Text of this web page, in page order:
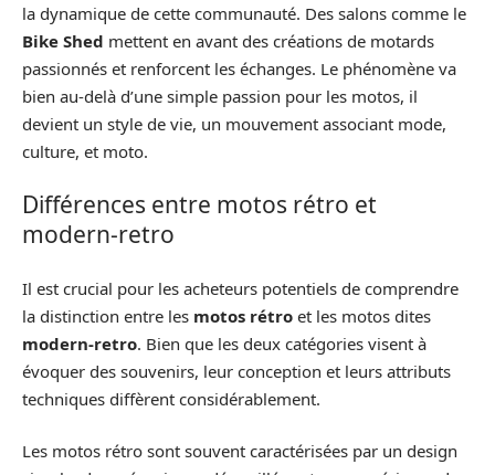
la dynamique de cette communauté. Des salons comme le
Bike Shed mettent en avant des créations de motards
passionnés et renforcent les échanges. Le phénomène va
bien au-delà d’une simple passion pour les motos, il
devient un style de vie, un mouvement associant mode,
culture, et moto.
Différences entre motos rétro et
modern-retro
Il est crucial pour les acheteurs potentiels de comprendre
la distinction entre les motos rétro et les motos dites
modern-retro. Bien que les deux catégories visent à
évoquer des souvenirs, leur conception et leurs attributs
techniques diffèrent considérablement.
Les motos rétro sont souvent caractérisées par un design